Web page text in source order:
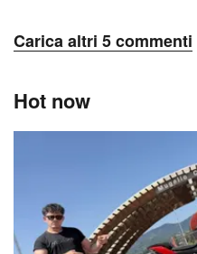
Carica altri 5 commenti
Hot now